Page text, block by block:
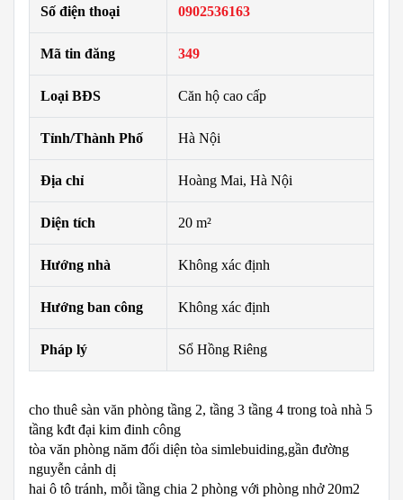
Số điện thoại 0902536163
Mã tin đăng 349
Loại BĐS Căn hộ cao cấp
Tỉnh/Thành Phố Hà Nội
Địa chỉ Hoàng Mai, Hà Nội
Diện tích 20 m²
Hướng nhà Không xác định
Hướng ban công Không xác định
Pháp lý Sổ Hồng Riêng
cho thuê sàn văn phòng tầng 2, tầng 3 tầng 4 trong toà nhà 5
tầng kđt đại kim đinh công
tòa văn phòng năm đối diện tòa simlebuiding,gần đường
nguyễn cảnh dị
hai ô tô tránh, mỗi tầng chia 2 phòng với phòng nhở 20m2